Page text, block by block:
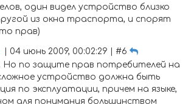
один видел устройство близко
из окна траспорта, и спорят
прав)
| 04 июнь 2009, 00:02:29 | #6
Но по защите прав потребителей на
устройство должна быть
по эксплуатации, причем на языке,
для понимания большинством